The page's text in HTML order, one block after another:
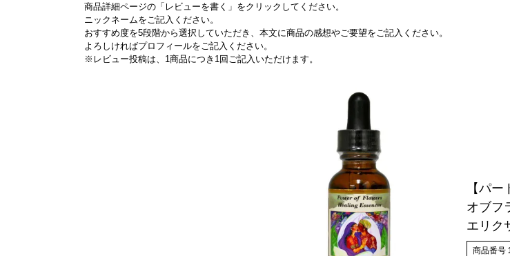
商品詳細ページの「レビューを書く」をクリックしてください。
ニックネームをご記入ください。
おすすめ度を5段階から選択していただき、本文に商品の感想やご要望をご記入ください。
よろしければプロフィールをご記入ください。
※レビュー投稿は、1商品につき1回ご記入いただけます。
【パ
オブフ
エリク
商品番号